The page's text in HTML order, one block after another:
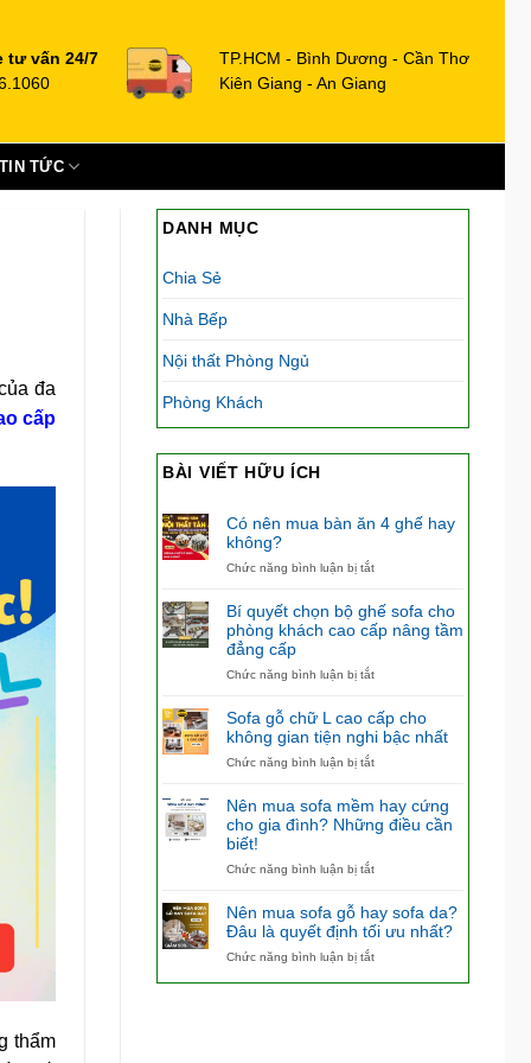
tư vấn 24/7
TP.HCM - Bình Dương - Cần Thơ
Kiên Giang - An Giang
TIN TỨC
đa
cấp
thẩm
DANH MỤC
Chia Sẻ
Nhà Bếp
Nội thất Phòng Ngủ
Phòng Khách
BÀI VIẾT HỮU ÍCH
Có nên mua bàn ăn 4 ghế hay
không?
Chức năng bình luận bị tắtở
nên
mua
bàn
4
hay
không?
Bí quyết chọn bộ ghế sofa cho
phòng khách cao cấp nâng tầm
đẳng cấp
Chức năng bình luận bị tắtở
quyết
chọn
bộ
ghế
cho
phòng
khách
cấp
đẳng
cấp
Sofa gỗ chữ L cao cấp cho
không gian tiện nghi bậc nhất
Chức năng bình luận bị tắtở
chữ
L
cấp
gian
tiện
nghi
Nên mua sofa mềm hay cứng
cho gia đình? Những điều cần
biết!
Chức năng bình luận bị tắtở
sofa
mềm
hay
Nên mua sofa gỗ hay sofa da?
Đâu là quyết định tối ưu nhất?
Chức năng bình luận bị tắtở